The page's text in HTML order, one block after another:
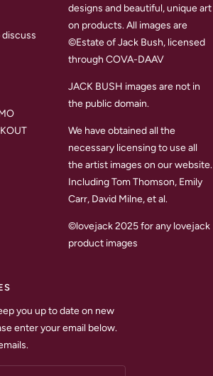
designs and beautiful, unique art
on products. All images are
©Estate of Jack Bush, licensed
through COVA-DAAV
JACK BUSH images are not in
the public domain.
We have obtained all the
necessary licensing to use all
the artist images on our website.
Including Tom Thomson, Emily
Carr, David Milne, et al.
©lovejack 2025 for any lovejack
product images
you up to date on new
enter your email below.